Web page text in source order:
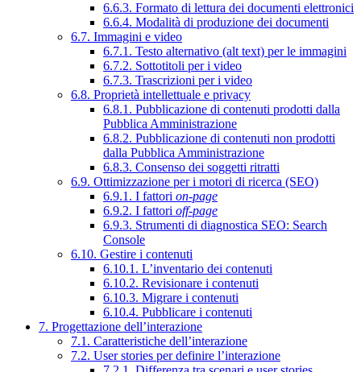
6.6.3. Formato di lettura dei documenti elettronici
6.6.4. Modalità di produzione dei documenti
6.7. Immagini e video
6.7.1. Testo alternativo (alt text) per le immagini
6.7.2. Sottotitoli per i video
6.7.3. Trascrizioni per i video
6.8. Proprietà intellettuale e privacy
6.8.1. Pubblicazione di contenuti prodotti dalla
Pubblica Amministrazione
6.8.2. Pubblicazione di contenuti non prodotti
dalla Pubblica Amministrazione
6.8.3. Consenso dei soggetti ritratti
6.9. Ottimizzazione per i motori di ricerca (SEO)
6.9.1. I fattori on-page
6.9.2. I fattori off-page
6.9.3. Strumenti di diagnostica SEO: Search
Console
6.10. Gestire i contenuti
6.10.1. L’inventario dei contenuti
6.10.2. Revisionare i contenuti
6.10.3. Migrare i contenuti
6.10.4. Pubblicare i contenuti
7. Progettazione dell’interazione
7.1. Caratteristiche dell’interazione
7.2. User stories per definire l’interazione